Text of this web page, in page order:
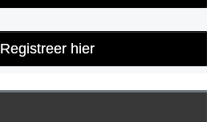
Registreer hier